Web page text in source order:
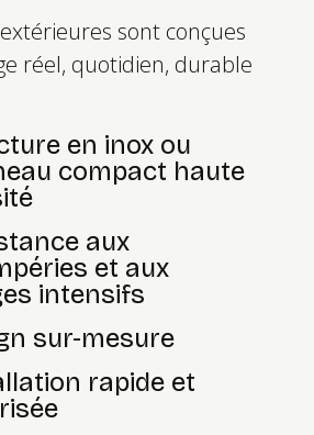
sont conçues
réel, quotidien, durable
en inox ou
compact haute
aux
et aux
intensifs
sur-mesure
rapide et